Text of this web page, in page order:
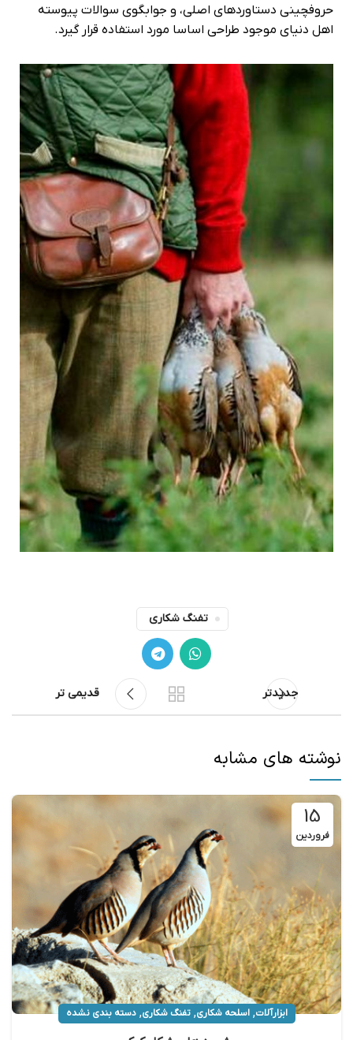
حروفچینی دستاوردهای اصلی، و جوابگوی سوالات پیوسته
اهل دنیای موجود طراحی اساسا مورد استفاده قرار گیرد.
تفنگ شکاری
جدیدتر قدیمی تر
نوشته های مشابه
15
فروردین
ابزارآلات,اسلحه شکاری,تفنگ شکاری,دسته بندی نشده